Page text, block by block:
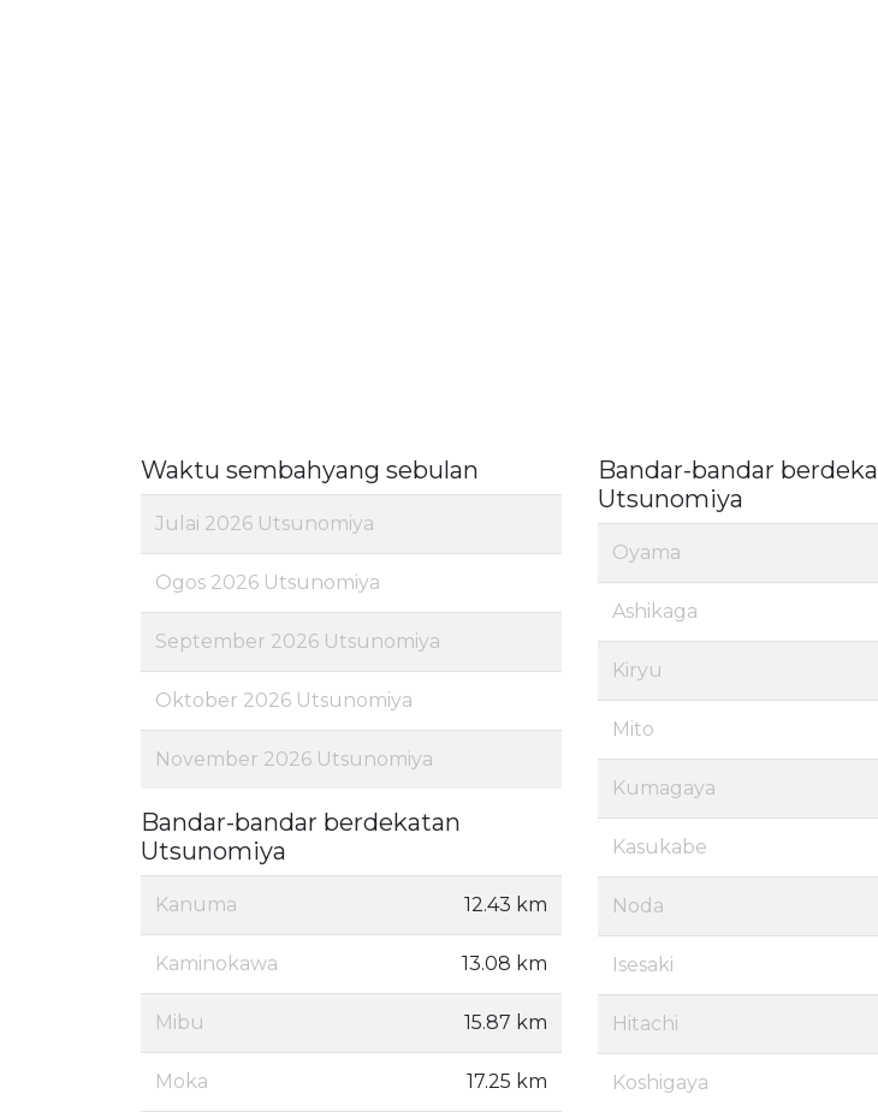
Waktu sembahyang sebulan
Julai 2026 Utsunomiya
Ogos 2026 Utsunomiya
September 2026 Utsunomiya
Oktober 2026 Utsunomiya
November 2026 Utsunomiya
Bandar-bandar berdekatan
Utsunomiya
Kanuma 12.43 km
Kaminokawa 13.08 km
Mibu 15.87 km
Moka 17.25 km
Bandar-bandar
Utsunomiya
Oyama
Ashikaga
Kiryu
Mito
Kumagaya
Kasukabe
Noda
Isesaki
Hitachi
Koshigaya